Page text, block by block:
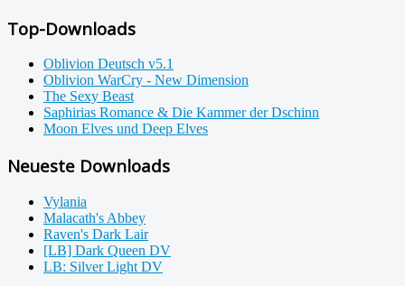
Top-Downloads
Oblivion Deutsch v5.1
Oblivion WarCry - New Dimension
The Sexy Beast
Saphirias Romance & Die Kammer der Dschinn
Moon Elves und Deep Elves
Neueste Downloads
Vylania
Malacath's Abbey
Raven's Dark Lair
[LB] Dark Queen DV
LB: Silver Light DV